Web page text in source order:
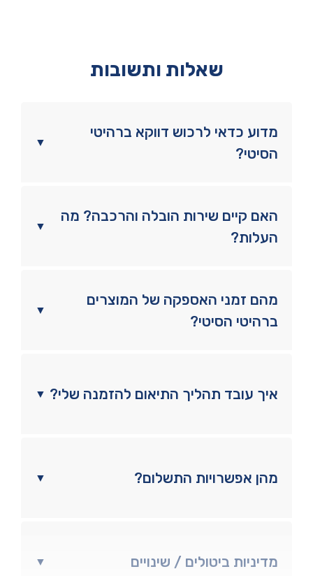
שאלות ותשובות
▼
מדוע כדאי לרכוש דווקא ברהיטי
הסיטי?
▼
האם קיים שירות הובלה והרכבה? מה
העלות?
▼
מהם זמני האספקה של המוצרים
ברהיטי הסיטי?
▼ איך עובד תהליך התיאום להזמנה שלי?
▼ מהן אפשרויות התשלום?
▼ מדיניות ביטולים / שינויים